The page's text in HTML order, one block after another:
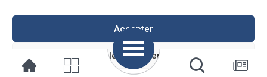
Accepter
Voir les préférences